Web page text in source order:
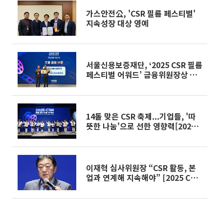
가스안전公, 'CSR 필름 페스티벌'
지속성장 대상 영예
서울신용보증재단, ‘2025 CSR 필름
페스티벌 어워드’ 금융위원장상 수
14돌 맞은 CSR 축제...기업들, '따
뜻한 나눔'으로 선한 영향력[2025
이재혁 심사위원장 “CSR 활동, 본
업과 연계해 지속해야” [2025 CSR